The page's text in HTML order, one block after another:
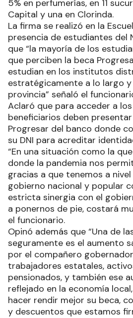
5% en perfumerías, en 11
Capital y una en Clorinda.
La firma se realizó en la
presencia de estudiantes del
que “la mayoría de los
que perciben la beca
estudian en los institutos
estratégicamente a lo largo y
provincia” señaló el
Aclaró que para acceder a
beneficiarios deben
Progresar del banco donde
su DNI para acreditar
“En una situación como la
donde la pandemia nos
gracias a que tenemos a
gobierno nacional y popular
estricta sinergia con el
a ponernos de pie, costará
el funcionario.
Opinó además que “Una de
seguramente es el aumento
por el compañero
trabajadores estatales,
pensionados, y también ese
reflejado en la economía
hacer rendir mejor su beca,
y descuentos que estamos